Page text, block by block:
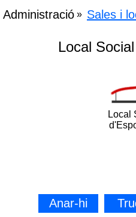
Administració » Sales i
Local
Local
Anar-hi